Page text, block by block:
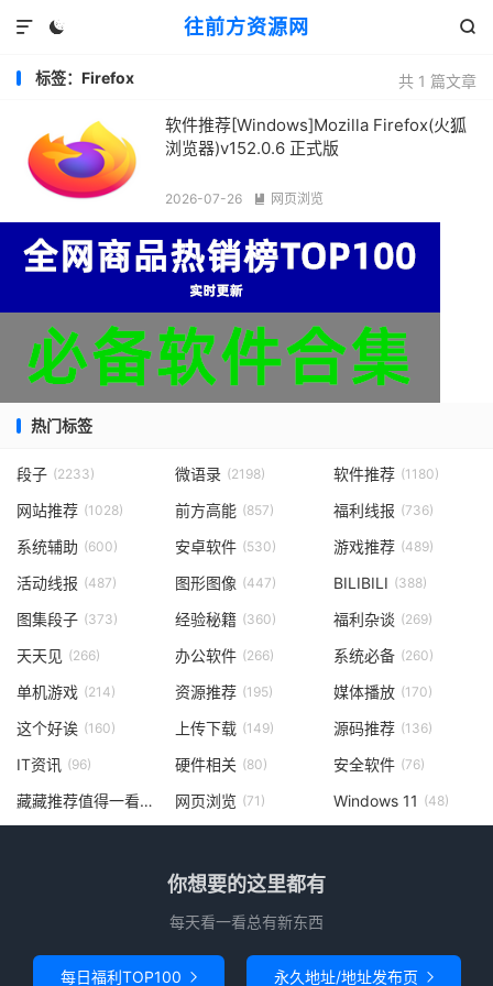
往前方资源网
 

共 1 篇文章
标签：Firefox
软件推荐[Windows]Mozilla Firefox(火狐
浏览器)v152.0.6 正式版
2026-07-26  网页浏览
热门标签
段子 (2233) 微语录 (2198) 软件推荐 (1180)
网站推荐 (1028) 前方高能 (857) 福利线报 (736)
系统辅助 (600) 安卓软件 (530) 游戏推荐 (489)
活动线报 (487) 图形图像 (447) BILIBILI (388)
图集段子 (373) 经验秘籍 (360) 福利杂谈 (269)
天天见 (266) 办公软件 (266) 系统必备 (260)
单机游戏 (214) 资源推荐 (195) 媒体播放 (170)
这个好诶 (160) 上传下载 (149) 源码推荐 (136)
IT资讯 (96) 硬件相关 (80) 安全软件 (76)
藏藏推荐值得一看(73) 网页浏览 (71) Windows 11 (48)
你想要的这里都有
每天看一看总有新东西
每日福利TOP100  永久地址/地址发布页 